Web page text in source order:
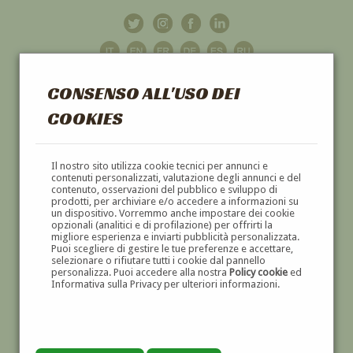
CONSENSO ALL'USO DEI
COOKIES
Il nostro sito utilizza cookie tecnici per annunci e
contenuti personalizzati, valutazione degli annunci e del
contenuto, osservazioni del pubblico e sviluppo di
prodotti, per archiviare e/o accedere a informazioni su
un dispositivo. Vorremmo anche impostare dei cookie
opzionali (analitici e di profilazione) per offrirti la
migliore esperienza e inviarti pubblicità personalizzata.
Puoi scegliere di gestire le tue preferenze e accettare,
selezionare o rifiutare tutti i cookie dal pannello
personalizza. Puoi accedere alla nostra Policy cookieed
Informativa sulla Privacy per ulteriori informazioni.
GALLERIAD'ARTE
DIPINTI E SCULTURE '800 E '900